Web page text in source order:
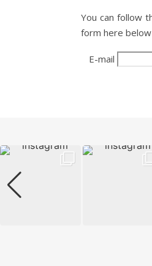
You can follow
form here below
E-mail